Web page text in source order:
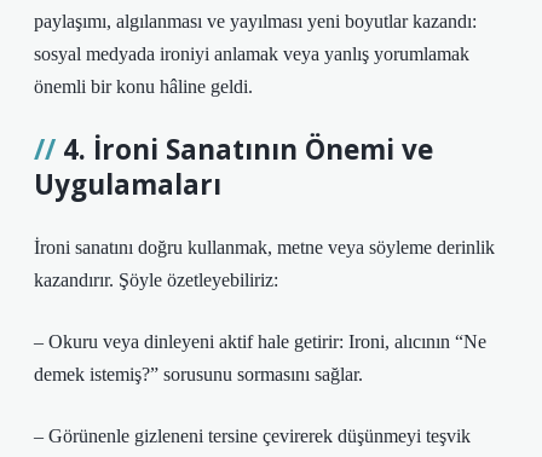
paylaşımı, algılanması ve yayılması yeni boyutlar kazandı:
sosyal medyada ironiyi anlamak veya yanlış yorumlamak
önemli bir konu hâline geldi.
4. İroni Sanatının Önemi ve
Uygulamaları
İroni sanatını doğru kullanmak, metne veya söyleme derinlik
kazandırır. Şöyle özetleyebiliriz:
– Okuru veya dinleyeni aktif hale getirir: Ironi, alıcının “Ne
demek istemiş?” sorusunu sormasını sağlar.
– Görünenle gizleneni tersine çevirerek düşünmeyi teşvik